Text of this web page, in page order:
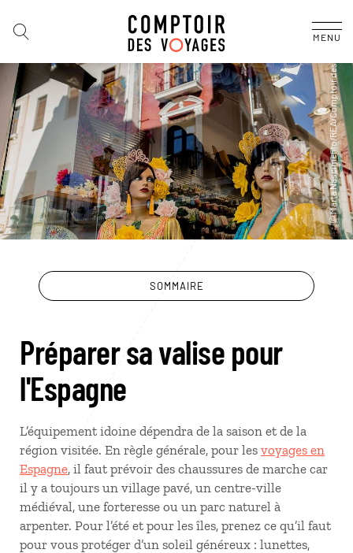
MENU
SOMMAIRE
Préparer sa valise pour
l'Espagne
L’équipement idoine dépendra de la saison et de la
région visitée. En règle générale, pour les voyages en
Espagne, il faut prévoir des chaussures de marche car
il y a toujours un village pavé, un centre-ville
médiéval, une forteresse ou un parc naturel à
arpenter. Pour l’été et pour les îles, prenez ce qu’il faut
pour vous protéger d’un soleil généreux : lunettes,